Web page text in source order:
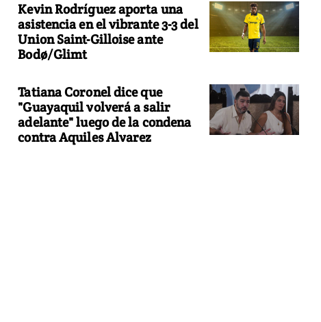
Kevin Rodríguez aporta una
asistencia en el vibrante 3-3 del
Union Saint-Gilloise ante
Bodø/Glimt
Tatiana Coronel dice que
"Guayaquil volverá a salir
adelante" luego de la condena
contra Aquiles Alvarez